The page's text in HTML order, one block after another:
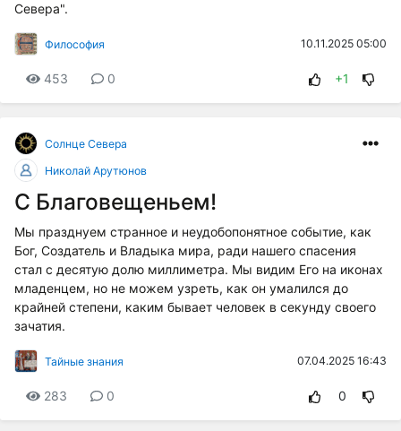
Севера".
Философия 10.11.2025 05:00
453 0 +1
Солнце Cевера
Николай Арутюнов
С Благовещеньем!
Мы празднуем странное и неудобопонятное событие, как
Бог, Создатель и Владыка мира, ради нашего спасения
стал с десятую долю миллиметра. Мы видим Его на иконах
младенцем, но не можем узреть, как он умалился до
крайней степени, каким бывает человек в секунду своего
зачатия.
Тайные знания 07.04.2025 16:43
283 0 0